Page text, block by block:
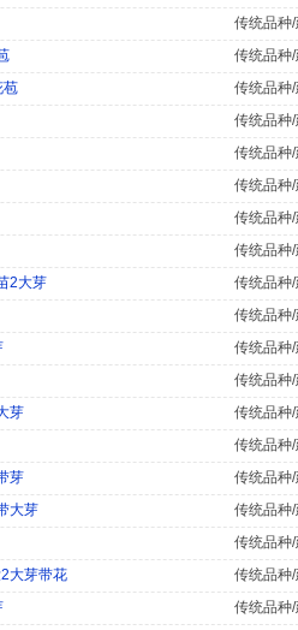
传统品种
传统品种
苞
传统品种
传统品种
传统品种
传统品种
传统品种
传统品种
2大芽
传统品种
传统品种
传统品种
传统品种
芽
传统品种
传统品种
芽
传统品种
大芽
传统品种
传统品种
大芽带花
传统品种
传统品种